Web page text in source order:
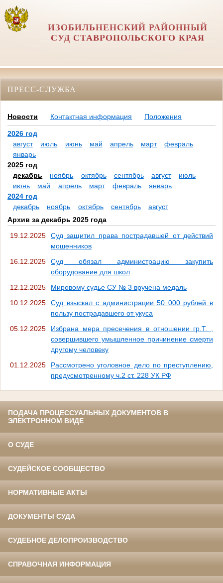
ИЗОБИЛЬНЕНСКИЙ РАЙОННЫЙ
СУД СТАВРОПОЛЬСКОГО КРАЯ
ПРЕСС-СЛУЖБА
Новости Контактная информация Положения
2026 год
август
июль июнь май апрель март
февраль
январь
2025 год
декабрь
ноябрь октябрь сентябрь август
июль
июнь
май апрель март февраль
январь
2024 год
декабрь
ноябрь октябрь сентябрь
август
Архив за декабрь 2025 года
19.12.2025
Суд защитил права пострадавшей от действий
мошенников
16.12.2025
Суд обязал администрацию закупить
оборудование для школ
12.12.2025
Мировому судье СУ № 3 вручена медаль
10.12.2025
Суд взыскал с администрации 50 000 рублей в
пользу пострадавшего от укуса
05.12.2025
Избрана мера пресечения в отношении гр.Т. ,
совершившего умышленное причинение смерти
другому человеку
01.12.2025
Рассмотрено уголовное дело по преступлению,
предусмотренному ч.2 ст. 228 УК РФ
ПОДАЧА ПРОЦЕССУАЛЬНЫХ ДОКУМЕНТОВ В
ЭЛЕКТРОННОМ ВИДЕ
О СУДЕ
СУДЕЙСКОЕ СООБЩЕСТВО
НОРМАТИВНЫЕ АКТЫ
ДОКУМЕНТЫ СУДА
СУДЕБНОЕ ДЕЛОПРОИЗВОДСТВО
СПРАВОЧНАЯ ИНФОРМАЦИЯ